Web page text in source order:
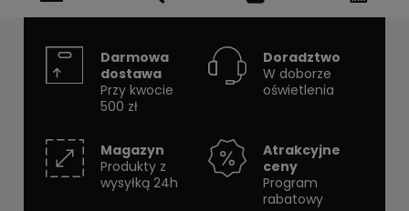
Darmowa
dostawa
Przy kwocie
500 zł
Doradztwo
W doborze
oświetlenia
Magazyn
Produkty z
wysyłką 24h
Atrakcyjne
ceny
Program
rabatowy